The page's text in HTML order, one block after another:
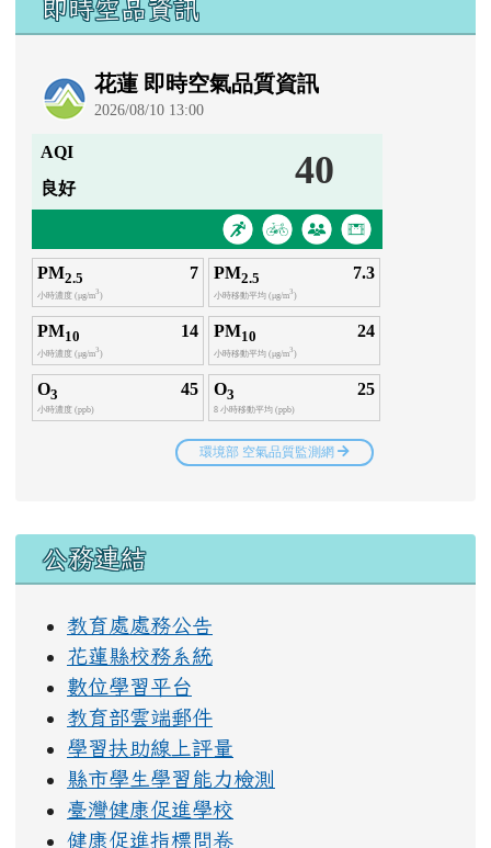
即時空品資訊
右邊區域內容
公務連結
教育處處務公告
花蓮縣校務系統
數位學習平台
教育部雲端郵件
學習扶助線上評量
縣市學生學習能力檢測
臺灣健康促進學校
健康促進指標問卷